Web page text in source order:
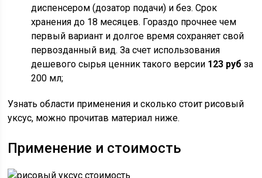
диспенсером (дозатор подачи) и без. Срок
хранения до 18 месяцев. Гораздо прочнее чем
первый вариант и долгое время сохраняет свой
первозданный вид. За счет использования
дешевого сырья ценник такого версии 123 руб за
200 мл;
Узнать области применения и сколько стоит рисовый
уксус, можно прочитав материал ниже.
Применение и стоимость